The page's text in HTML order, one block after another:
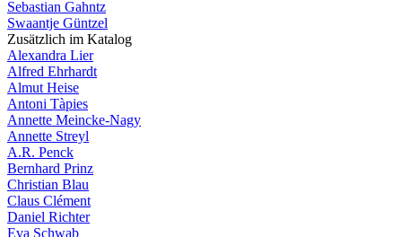
Sebastian Gahntz
Swaantje Güntzel
Zusätzlich im Katalog
Alexandra Lier
Alfred Ehrhardt
Almut Heise
Antoni Tàpies
Annette Meincke-Nagy
Annette Streyl
A.R. Penck
Bernhard Prinz
Christian Blau
Claus Clément
Daniel Richter
Eva Schwab